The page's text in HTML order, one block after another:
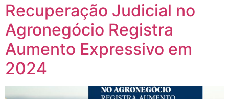
Recuperação Judicial no
Agronegócio Registra
Aumento Expressivo em
2024